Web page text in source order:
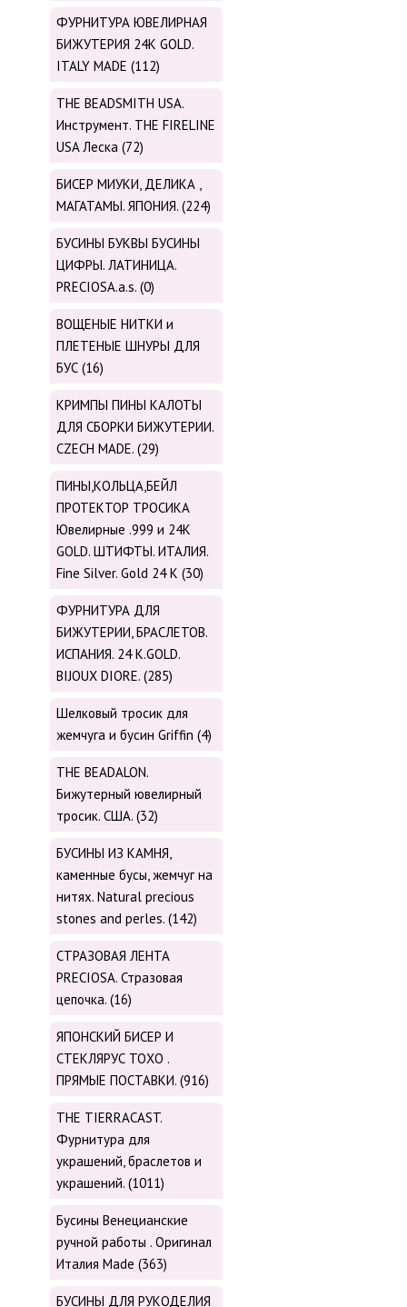
ФУРНИТУРА ЮВЕЛИРНАЯ
БИЖУТЕРИЯ 24К GOLD.
ITALY MADE (112)
THE BEADSMITH USA.
Инструмент. THE FIRELINE
USA Леска (72)
БИСЕР МИУКИ, ДЕЛИКА ,
МАГАТАМЫ. ЯПОНИЯ. (224)
БУСИНЫ БУКВЫ БУСИНЫ
ЦИФРЫ. ЛАТИНИЦА.
PRECIOSA.a.s. (0)
ВОЩЕНЫЕ НИТКИ и
ПЛЕТЕНЫЕ ШНУРЫ ДЛЯ
БУС (16)
КРИМПЫ ПИНЫ КАЛОТЫ
ДЛЯ СБОРКИ БИЖУТЕРИИ.
CZECH MADE. (29)
ПИНЫ,КОЛЬЦА,БЕЙЛ
ПРОТЕКТОР ТРОСИКА
Ювелирные .999 и 24К
GOLD. ШТИФТЫ. ИТАЛИЯ.
Fine Silver. Gold 24 K (30)
ФУРНИТУРА ДЛЯ
БИЖУТЕРИИ, БРАСЛЕТОВ.
ИСПАНИЯ. 24 K.GOLD.
BIJOUX DIORE. (285)
Шелковый тросик для
жемчуга и бусин Griffin (4)
THE BEADALON.
Бижутерный ювелирный
тросик. США. (32)
БУСИНЫ ИЗ КАМНЯ,
каменные бусы, жемчуг на
нитях. Natural precious
stones and perles. (142)
СТРАЗОВАЯ ЛЕНТА
PRECIOSA. Стразовая
цепочка. (16)
ЯПОНСКИЙ БИСЕР И
СТЕКЛЯРУС TOХО .
ПРЯМЫЕ ПОСТАВКИ. (916)
THE TIERRACAST.
Фурнитура для
украшений, браслетов и
украшений. (1011)
Бусины Венецианские
ручной работы . Оригинал
Италия Made (363)
БУСИНЫ ДЛЯ РУКОДЕЛИЯ